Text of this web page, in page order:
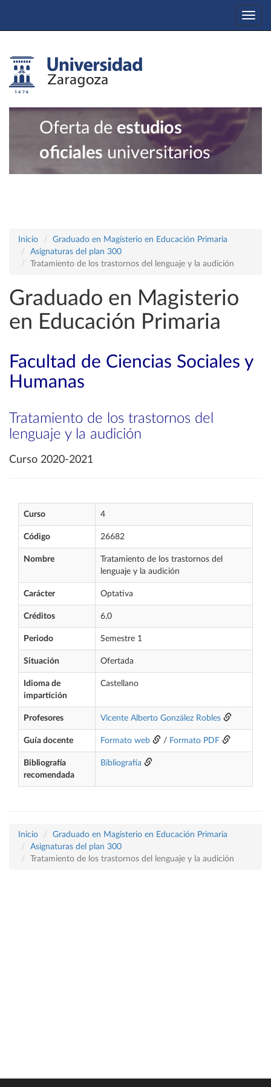
Oferta de estudios
oficiales universitarios
Inicio
Graduado en Magisterio en Educación Primaria
Asignaturas del plan 300
Tratamiento de los trastornos del lenguaje y la audición
Graduado en Magisterio
en Educación Primaria
Facultad de Ciencias Sociales y
Humanas
Tratamiento de los trastornos del
lenguaje y la audición
Curso 2020-2021
Curso 4
Código 26682
Nombre
Tratamiento de los trastornos del
lenguaje y la audición
Carácter Optativa
Créditos 6,0
Periodo Semestre 1
Situación Ofertada
Idioma de
impartición
Castellano
Profesores Vicente Alberto González Robles
Guía docente Formato web / Formato PDF
Bibliografía
recomendada
Bibliografía
Inicio
Graduado en Magisterio en Educación Primaria
Asignaturas del plan 300
Tratamiento de los trastornos del lenguaje y la audición